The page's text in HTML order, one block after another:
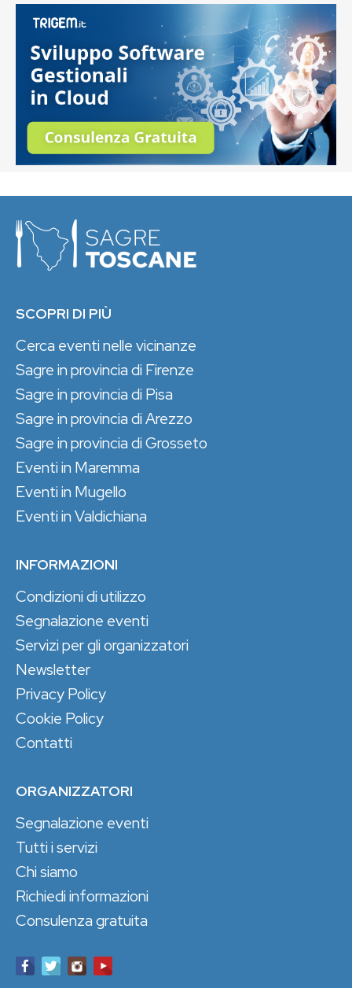
SCOPRI DI PIÙ
Cerca eventi nelle vicinanze
Sagre in provincia di Firenze
Sagre in provincia di Pisa
Sagre in provincia di Arezzo
Sagre in provincia di Grosseto
Eventi in Maremma
Eventi in Mugello
Eventi in Valdichiana
INFORMAZIONI
Condizioni di utilizzo
Segnalazione eventi
Servizi per gli organizzatori
Newsletter
Privacy Policy
Cookie Policy
Contatti
ORGANIZZATORI
Segnalazione eventi
Tutti i servizi
Chi siamo
Richiedi informazioni
Consulenza gratuita